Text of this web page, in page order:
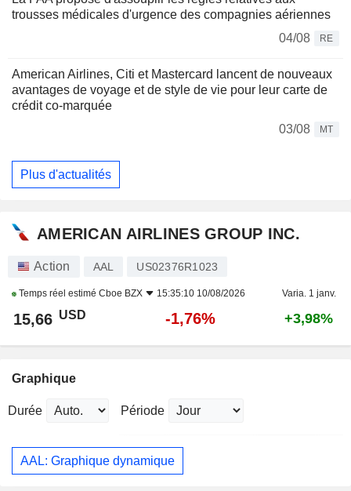
trousses médicales d'urgence des compagnies aériennes
04/08
RE
American Airlines, Citi et Mastercard lancent de nouveaux
avantages de voyage et de style de vie pour leur carte de
crédit co-marquée
03/08
MT
Plus d'actualités
AMERICAN AIRLINES GROUP INC.
Action AAL US02376R1023
Temps réel estimé Cboe BZX 15:35:10 10/08/2026 Varia. 1 janv.
15,66 USD -1,76% +3,98%
Graphique
Durée Période
AAL: Graphique dynamique